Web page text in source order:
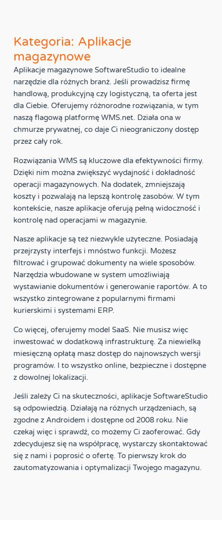
Kategoria: Aplikacje
magazynowe
Aplikacje magazynowe SoftwareStudio to idealne
narzędzie dla różnych branż. Jeśli prowadzisz firmę
handlową, produkcyjną czy logistyczną, ta oferta jest
dla Ciebie. Oferujemy różnorodne rozwiązania, w tym
naszą flagową platformę WMS.net. Działa ona w
chmurze prywatnej, co daje Ci nieograniczony dostęp
przez cały rok.
Rozwiązania WMS są kluczowe dla efektywności firmy.
Dzięki nim można zwiększyć wydajność i dokładność
operacji magazynowych. Na dodatek, zmniejszają
koszty i pozwalają na lepszą kontrolę zasobów. W tym
kontekście, nasze aplikacje oferują pełną widoczność i
kontrolę nad operacjami w magazynie.
Nasze aplikacje są też niezwykle użyteczne. Posiadają
przejrzysty interfejs i mnóstwo funkcji. Możesz
filtrować i grupować dokumenty na wiele sposobów.
Narzędzia wbudowane w system umożliwiają
wystawianie dokumentów i generowanie raportów. A to
wszystko zintegrowane z popularnymi firmami
kurierskimi i systemami ERP.
Co więcej, oferujemy model SaaS. Nie musisz więc
inwestować w dodatkową infrastrukturę. Za niewielką
miesięczną opłatą masz dostęp do najnowszych wersji
programów. I to wszystko online, bezpieczne i dostępne
z dowolnej lokalizacji.
Jeśli zależy Ci na skuteczności, aplikacje SoftwareStudio
są odpowiedzią. Działają na różnych urządzeniach, są
zgodne z Androidem i dostępne od 2008 roku. Nie
czekaj więc i sprawdź, co możemy Ci zaoferować. Gdy
zdecydujesz się na współpracę, wystarczy skontaktować
się z nami i poprosić o ofertę. To pierwszy krok do
zautomatyzowania i optymalizacji Twojego magazynu.